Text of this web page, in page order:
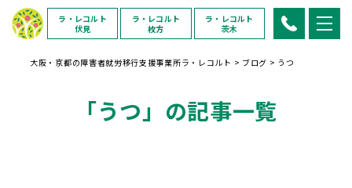
ラ・レコルト
伏見
ラ・レコルト
枚方
ラ・レコルト
茨木
大阪・京都の障害者就労移行支援事業所ラ・レコルト > ブログ > うつ
「うつ」の記事一覧